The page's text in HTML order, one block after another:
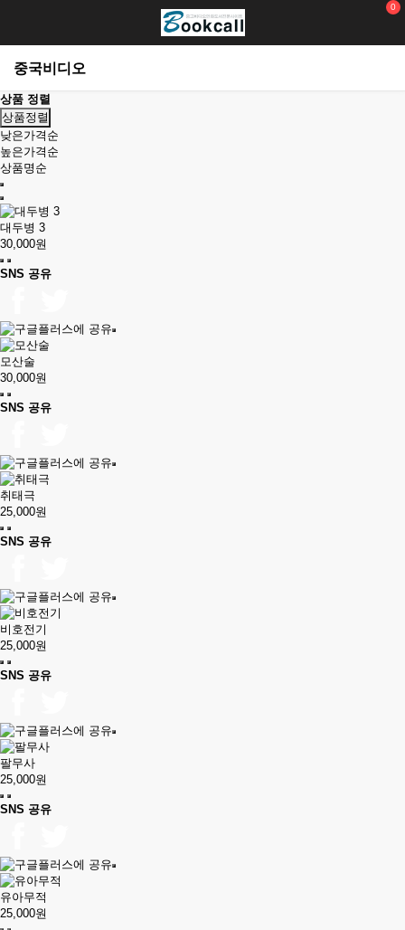
0
중국비디오
상품 정렬
상품정렬
낮은가격순
높은가격순
상품명순
대두병 3
30,000원
SNS 공유
모산술
30,000원
SNS 공유
취태극
25,000원
SNS 공유
비호전기
25,000원
SNS 공유
팔무사
25,000원
SNS 공유
유아무적
25,000원